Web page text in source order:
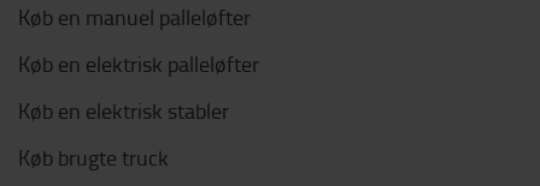
Køb en manuel palleløfter
Køb en elektrisk palleløfter
Køb en elektrisk stabler
Køb brugte truck